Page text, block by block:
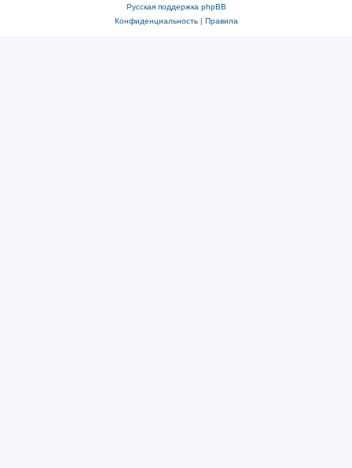
Русская поддержка phpBB
Конфиденциальность| Правила